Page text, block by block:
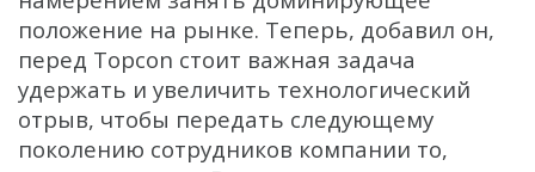
положение на рынке. Теперь, добавил он,
перед Topcon стоит важная задача
удержать и увеличить технологический
отрыв, чтобы передать следующему
поколению сотрудников компании то,